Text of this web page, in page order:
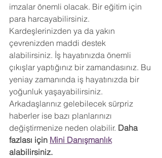
imzalar önemli olacak. Bir eğitim için
para harcayabilirsiniz.
Kardeşlerinizden ya da yakın
çevrenizden maddi destek
alabilirsiniz. İş hayatınızda önemli
çıkışlar yaptığınız bir zamandasınız. Bu
yeniay zamanında iş hayatınızda bir
yoğunluk yaşayabilirsiniz.
Arkadaşlarınız gelebilecek sürpriz
haberler ise bazı planlarınızı
değiştirmenize neden olabilir. Daha
fazlası için Mini Danışmanlık
alabilirsiniz.